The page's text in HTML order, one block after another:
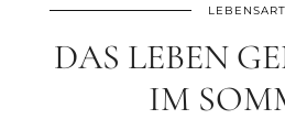
LEBENSART
DAS LEBEN
M